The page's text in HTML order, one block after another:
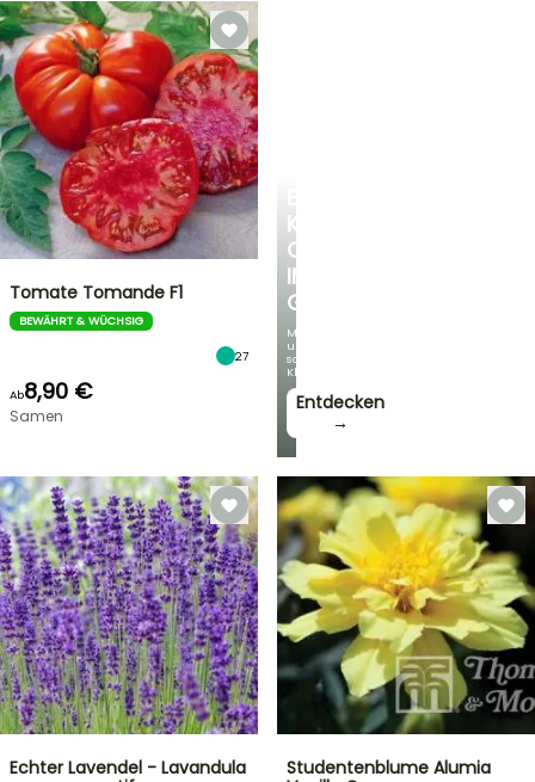
KÜHLE
OASE
IM
GARTEN
Mit
unseren
schönsten
Kletterpflanzen!
Entdecken
→
Tomate Tomande F1
BEWÄHRT & WÜCHSIG
27
Ab8,90 €
Samen
Echter Lavendel - Lavandula
Studentenblume Alumia